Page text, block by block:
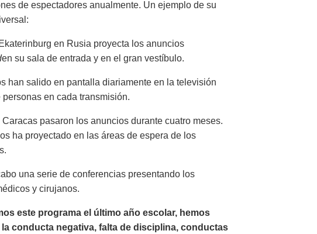
de espectadores anualmente. Un ejemplo de su
en Rusia proyecta los anuncios
en su sala de entrada y en el gran vestíbulo.
han salido en pantalla diariamente en la televisión
en cada transmisión.
pasaron los anuncios durante cuatro meses.
ha proyectado en las áreas de espera de los
una serie de conferencias presentando los
y cirujanos.
este programa el último año escolar, hemos
conducta negativa, falta de disciplina, conductas